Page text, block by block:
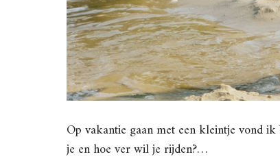
Op vakantie gaan met een kleintje vond
je en hoe ver wil je rijden?…